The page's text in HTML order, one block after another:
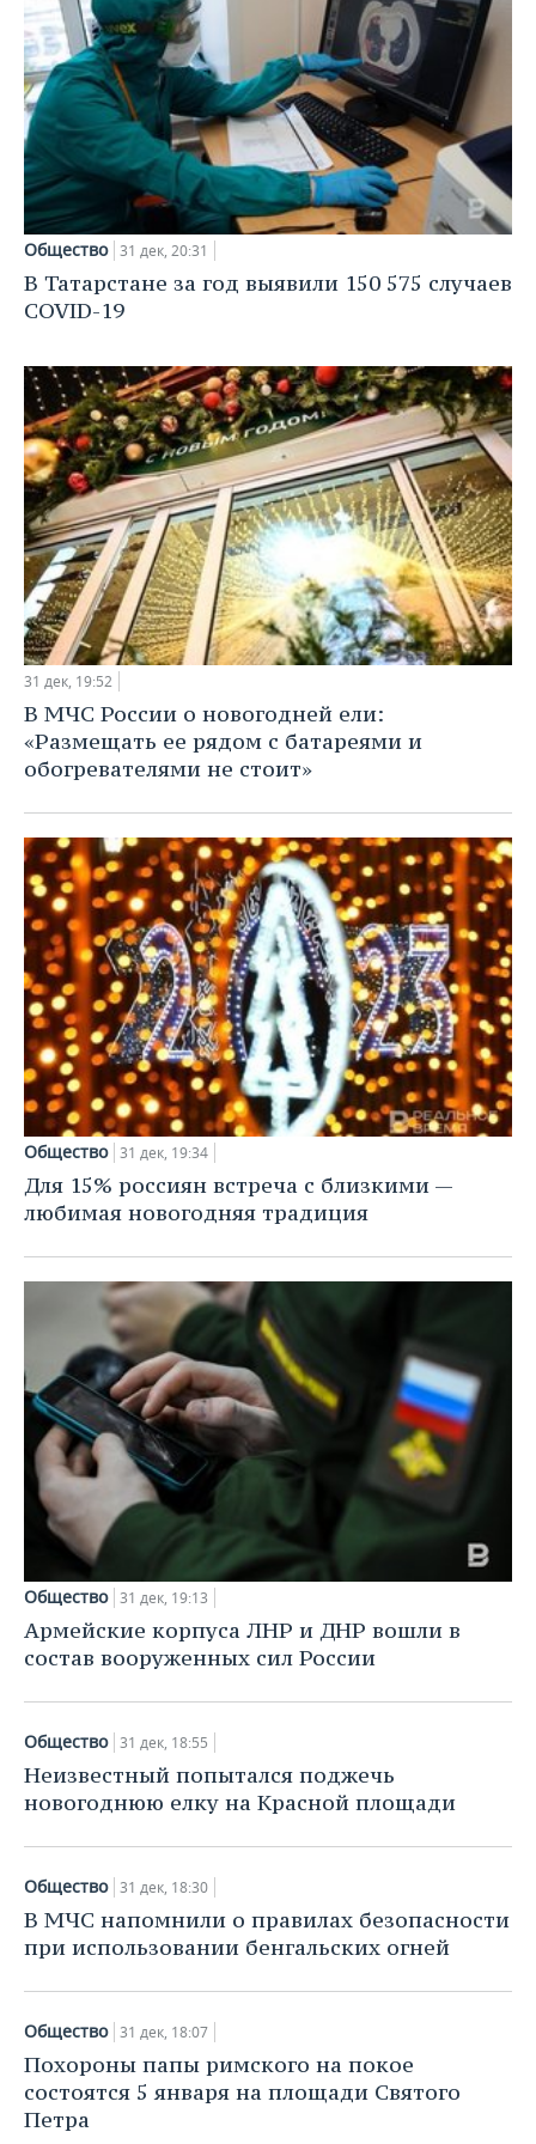
Общество 31 дек, 20:31
В Татарстане за год выявили 150 575 случаев
СOVID-19
31 дек, 19:52
В МЧС России о новогодней ели:
«Размещать ее рядом с батареями и
обогревателями не стоит»
Общество 31 дек, 19:34
Для 15% россиян встреча с близкими —
любимая новогодняя традиция
Общество 31 дек, 19:13
Армейские корпуса ЛНР и ДНР вошли в
состав вооруженных сил России
Общество 31 дек, 18:55
Неизвестный попытался поджечь
новогоднюю елку на Красной площади
Общество 31 дек, 18:30
В МЧС напомнили о правилах безопасности
при использовании бенгальских огней
Общество 31 дек, 18:07
Похороны папы римского на покое
состоятся 5 января на площади Святого
Петра